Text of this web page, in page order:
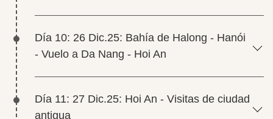
Día 10: 26 Dic.25: Bahía de Halong - Hanói
- Vuelo a Da Nang - Hoi An
Día 11: 27 Dic.25: Hoi An - Visitas de ciudad
antigua